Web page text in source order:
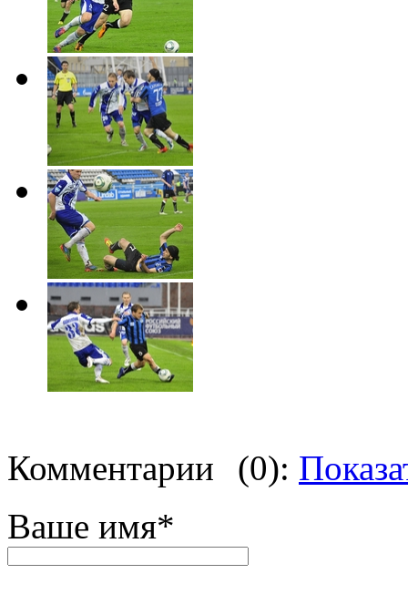
Комментарии (0):
Ваше имя*